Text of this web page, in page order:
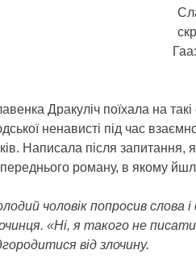
Дракуліч поїхала на
ненависті під час
Написала після запитання,
роману, в якому
чоловік попросив слова
«Ні, я такого не
від злочину.